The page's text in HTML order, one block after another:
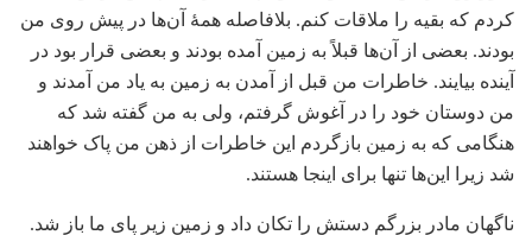
کردم که بقیه را ملاقات کنم. بلافاصله همۀ آن‌ها در پیش روی من
بودند. بعضی از آن‌ها قبلاً به زمین آمده بودند و بعضی قرار بود در
آینده بیایند. خاطرات من قبل از آمدن به زمین به یاد من آمدند و
من دوستان خود را در آغوش گرفتم، ولی به من گفته شد که
هنگامی که به زمین بازگردم این خاطرات از ذهن من پاک خواهند
شد زیرا این‌ها تنها برای اینجا هستند.
ناگهان مادر بزرگم دستش را تکان داد و زمین زیر پای ما باز شد.